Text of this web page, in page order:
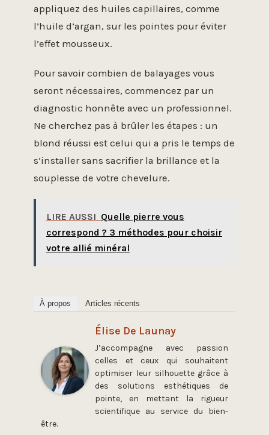
appliquez des huiles capillaires, comme
l’huile d’argan, sur les pointes pour éviter
l’effet mousseux.
Pour savoir combien de balayages vous
seront nécessaires, commencez par un
diagnostic honnête avec un professionnel.
Ne cherchez pas à brûler les étapes : un
blond réussi est celui qui a pris le temps de
s’installer sans sacrifier la brillance et la
souplesse de votre chevelure.
LIRE AUSSI Quelle pierre vous
correspond ? 3 méthodes pour choisir
votre allié minéral
À propos Articles récents
Élise De Launay
J’accompagne avec passion
celles et ceux qui souhaitent
optimiser leur silhouette grâce à
des solutions esthétiques de
pointe, en mettant la rigueur
scientifique au service du bien-
être.